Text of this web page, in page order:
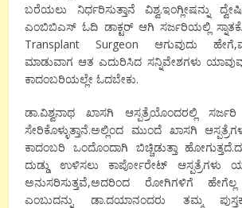
ಬರೆಯಲು ನಿರ್ಧರಿಸುತ್ತಾನೆ ವಿಶ್ವ.ಇಂಗ್ಲೀಷನ್ನು
ಎಂಬಿಬಿಎಸ್ ಓದಿ ಡಾಕ್ಟರ್ ಆಗಿ ಸರ್ಜರಿಯಲ್ಲಿ
Transplant Surgeon ಆಗುವುದು
ಮಾಡುವಾಗ ಆತ ಎದುರಿಸಿದ ಸನ್ನಿವೇಶಗಳು
ಕಾದಂಬರಿಯಲ್ಲೇ ಓದಬೇಕು.
ಡಾ.ವಿಶ್ವನಾಥ ಖಾಸಗಿ ಆಸ್ಪತ್ರೆಯೊಂದರಲ್ಲಿ
ಸೇರಿಕೊಳ್ಳುತ್ತಾನೆ.ಅಲ್ಲಿಂದ ಮುಂದೆ ಖಾಸಗಿ
ಕಾದಂಬರಿ ಒಂದೊಂದಾಗಿ ಬಿಚ್ಚಿಡುತ್ತಾ
ದುಡ್ಡು ಉಳಿಸಲು ಕಾರ್ಪೋರೇಟ್ ಆಸ್ಪತ್ರೆಗಳು
ಅನುಸರಿಸುತ್ತವೆ,ಅದರಿಂದ ರೋಗಿಗಳಿಗೆ ಹೇಗೆಲ್ಲ
ಎಂಬುದನ್ನು ಡಾ.ದಯಾನಂದರು ತಮ್ಮ